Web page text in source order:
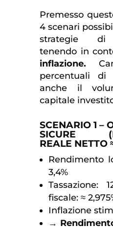
Premesso
4 scenari
strategie di
tenendo in
inflazione.
percentuali di
anche il
capitale
SCENARIO 1 –
SICURE
REALE NETTO
Rendimento
3,4%
Tassazione:
fiscale: ≈
Inflazione
→